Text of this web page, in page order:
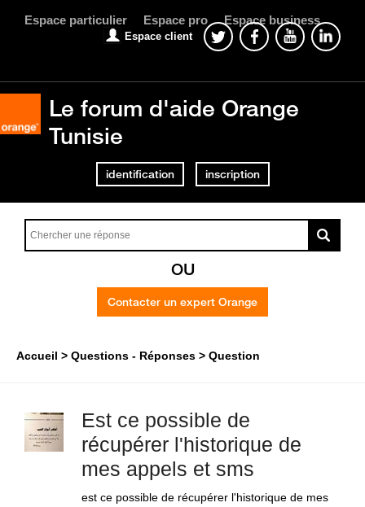
Espace particulier Espace pro Espace business
Espace client
Le forum d'aide Orange
Tunisie
identification inscription
OU
Contacter un expert Orange
Accueil Questions - Réponses Question
Est ce possible de
récupérer l'historique de
mes appels et sms
est ce possible de récupérer l'historique de mes